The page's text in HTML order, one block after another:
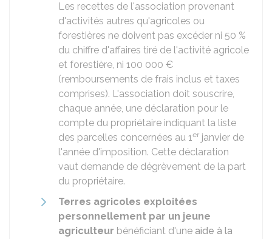
Les recettes de l'association provenant
d'activités autres qu'agricoles ou
forestières ne doivent pas excéder ni 50 %
du chiffre d'affaires tiré de l'activité agricole
et forestière, ni 100 000 €
(remboursements de frais inclus et taxes
comprises). L'association doit souscrire,
chaque année, une déclaration pour le
compte du propriétaire indiquant la liste
des parcelles concernées au 1er janvier de
l'année d'imposition. Cette déclaration
vaut demande de dégrèvement de la part
du propriétaire.
Terres agricoles exploitées
personnellement par un jeune
agriculteur bénéficiant d'une aide à la